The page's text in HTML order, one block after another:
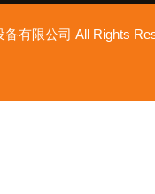
备有限公司 All Rights